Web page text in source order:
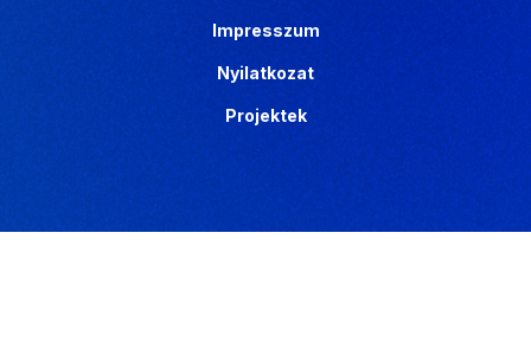
Impresszum
Nyilatkozat
Projektek